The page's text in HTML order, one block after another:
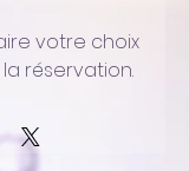
votre choix
réservation.